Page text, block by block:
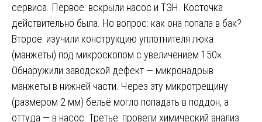
сервиса. Первое: вскрыли насос и ТЭН. Косточка
действительно была. Но вопрос: как она попала в бак?
Второе: изучили конструкцию уплотнителя люка
(манжеты) под микроскопом с увеличением 150×.
Обнаружили заводской дефект — микронадрыв
манжеты в нижней части. Через эту микротрещину
(размером 2 мм) бельё могло попадать в поддон, а
оттуда — в насос. Третье: провели химический анализ